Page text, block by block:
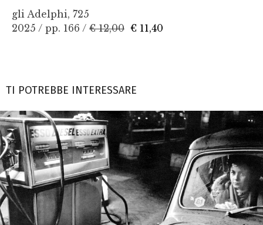
gli Adelphi, 725
2025 / pp. 166 / € 12,00 € 11,40
TI POTREBBE INTERESSARE